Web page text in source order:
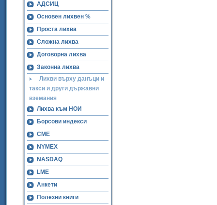
АДСИЦ
Основен лихвен %
Проста лихва
Сложна лихва
Договорна лихва
Законна лихва
Лихви върху данъци и
такси и други държавни
вземания
Лихва към НОИ
Борсови индекси
CME
NYMEX
NASDAQ
LME
Анкети
Полезни книги